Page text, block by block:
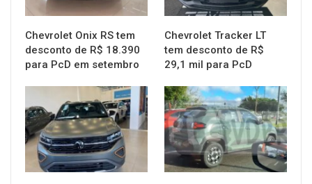
Chevrolet Onix RS tem
desconto de R$ 18.390
para PcD em setembro
Chevrolet Tracker LT
tem desconto de R$
29,1 mil para PcD
MUNDO AUTOMOTIVO MUNDO AUTOMOTIVO